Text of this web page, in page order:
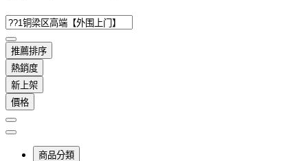
推薦排序
熱銷度
新上架
價格
商品分類